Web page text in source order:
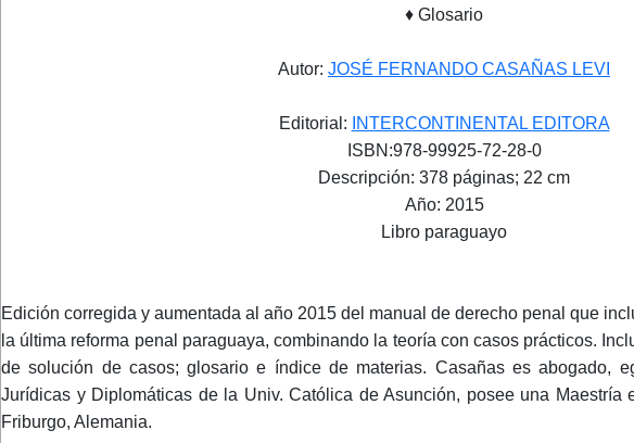
♦ Glosario
Autor: JOSÉ FERNANDO CASAÑAS LEVI
Editorial:
INTERCONTINENTAL EDITORA
ISBN:978-99925-72-28-0
Descripción: 378 páginas; 22 cm
Año: 2015
Libro paraguayo
Edición corregida y aumentada al año 2015 del manual de derecho penal que
la última reforma penal paraguaya, combinando la teoría con casos prácticos.
de solución de casos; glosario e índice de materias. Casañas es abogado,
Jurídicas y Diplomáticas de la Univ. Católica de Asunción, posee una Maestría
Friburgo, Alemania.